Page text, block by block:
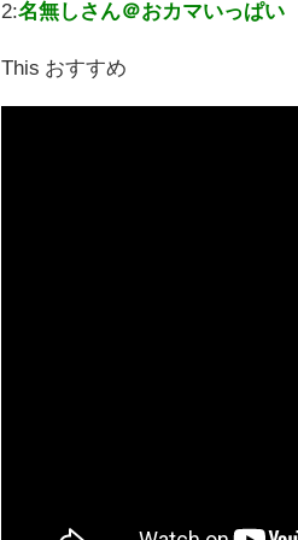
2:名無しさん＠おカマいっぱい
This おすすめ